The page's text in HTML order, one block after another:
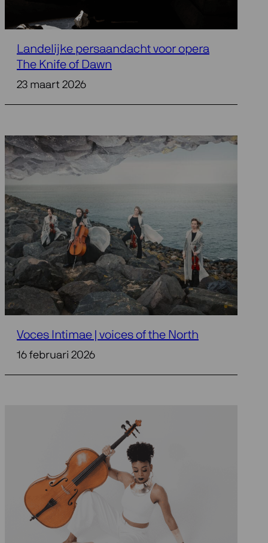
Landelijke persaandacht voor opera
The Knife of Dawn
23 maart 2026
Voces Intimae | voices of the North
16 februari 2026